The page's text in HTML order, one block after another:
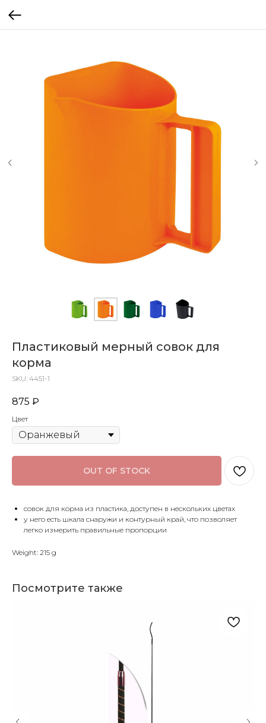
Пластиковый мерный совок для
корма
SKU: 4451-1
875 ₽
Цвет
OUT OF STOCK
совок для корма из пластика, доступен в нескольких цветах
у него есть шкала снаружи и контурный край, что позволяет
легко измерить правильные пропорции
Weight: 215 g
Посмотрите также